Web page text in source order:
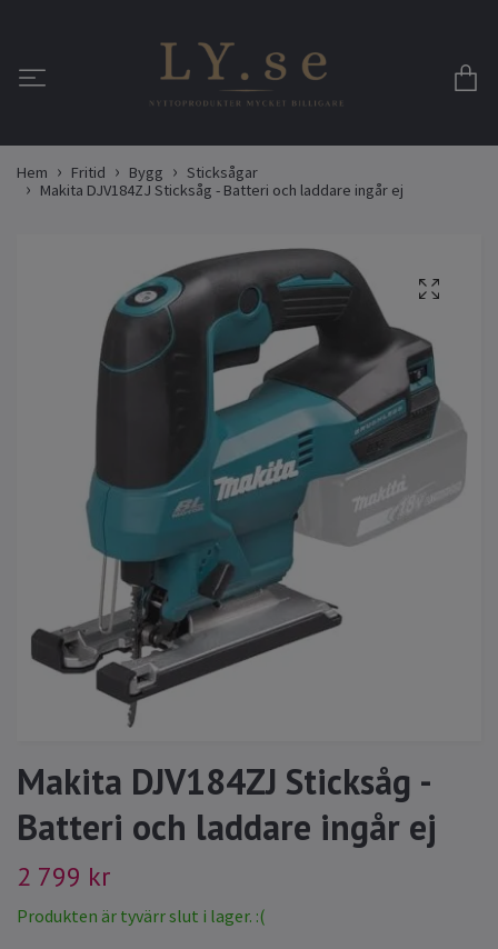
Hem Fritid Bygg
Sticksågar
Makita DJV184ZJ Sticksåg - Batteri och laddare ingår ej
Makita DJV184ZJ Sticksåg -
Batteri och laddare ingår ej
2 799 kr
Produkten är tyvärr slut i lager. :(